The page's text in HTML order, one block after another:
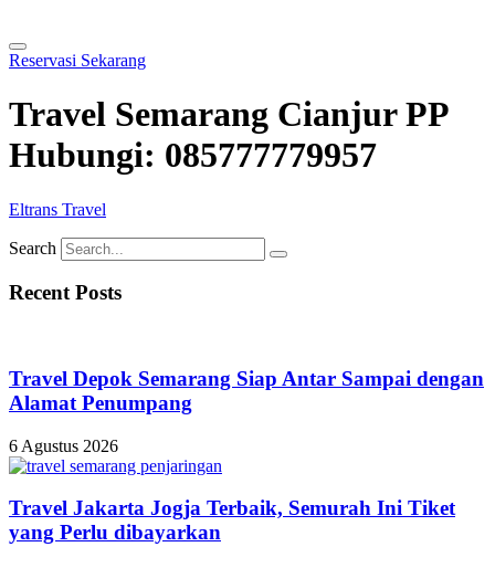
Reservasi Sekarang
Travel Semarang Cianjur PP
Hubungi: 085777779957
Eltrans Travel
Search
Recent Posts
Travel Depok Semarang Siap Antar Sampai dengan
Alamat Penumpang
6 Agustus 2026
Travel Jakarta Jogja Terbaik, Semurah Ini Tiket
yang Perlu dibayarkan